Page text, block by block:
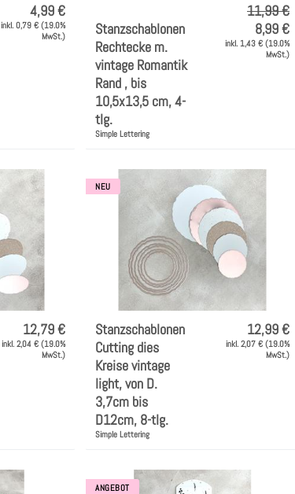
4,99 €
inkl. 0,79 € (19.0%
MwSt.)
11,99 €
Stanzschablonen
Rechtecke m.
vintage Romantik
Rand , bis
10,5x13,5 cm, 4-
tlg.
Simple Lettering
8,99 €
inkl. 1,43 € (19.0%
MwSt.)
12,79 €
inkl. 2,04 € (19.0%
MwSt.)
NEU
Stanzschablonen
Cutting dies
Kreise vintage
light, von D.
3,7cm bis
D12cm, 8-tlg.
Simple Lettering
12,99 €
inkl. 2,07 € (19.0%
MwSt.)
ANGEBOT